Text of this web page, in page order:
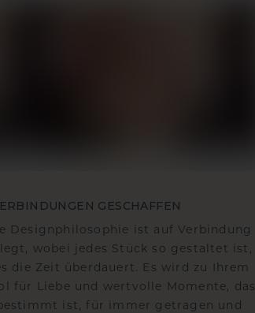
GESCHAFFEN
Designphilosophie ist auf Verbindung
wobei jedes Stück so gestaltet ist,
die Zeit überdauert. Es wird zu Ihrem
für Liebe und wertvolle Momente, das
ist, für immer getragen und